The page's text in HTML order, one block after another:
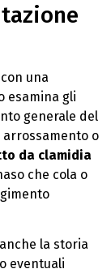
una
esamina gli
generale del
o
da clamidia
che cola o
la storia
eventuali